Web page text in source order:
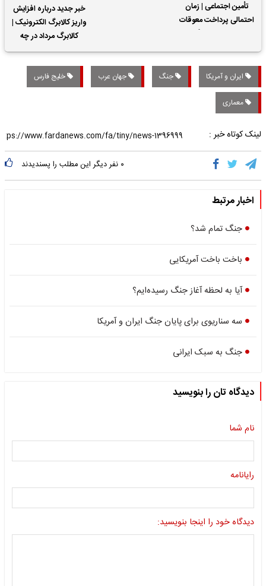
تأمین اجتماعی | زمان
احتمالی پرداخت معوقات
خبر جدید درباره افزایش
واریز کالابرگ الکترونیک |
کالابرگ مرداد در چه
تاریخی واریز خواهد شد؟
ایران و آمریکا جنگ جهان عرب خلیج فارس
معماری
لینک کوتاه خبر :
۰ نفر دیگر این مطلب را پسندیدند
اخبار مرتبط
جنگ تمام شد؟
باخت باخت آمریکایی
آیا به لحظه آغاز جنگ رسیده‌ایم؟
سه سناریوی برای پایان جنگ ایران و آمریکا
جنگ به سبک ایرانی
دیدگاه تان را بنویسید
نام شما
رایانامه
دیدگاه خود را اینجا بنویسید: